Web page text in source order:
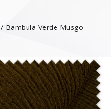
Bambula Verde Musgo